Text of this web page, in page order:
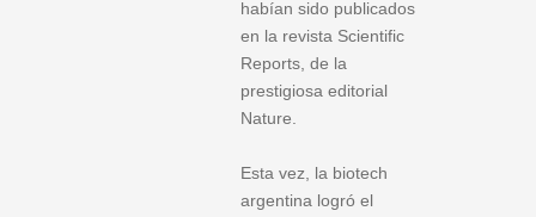
habían sido publicados
en la revista Scientific
Reports, de la
prestigiosa editorial
Nature.
Esta vez, la biotech
argentina logró el